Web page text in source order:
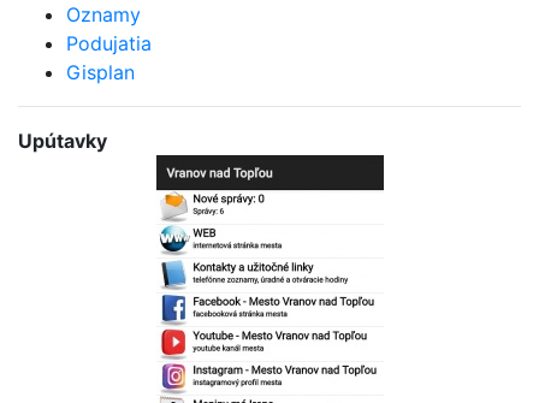
Oznamy
Podujatia
Gisplan
Upútavky
Bezplatná aplikácia
mesta